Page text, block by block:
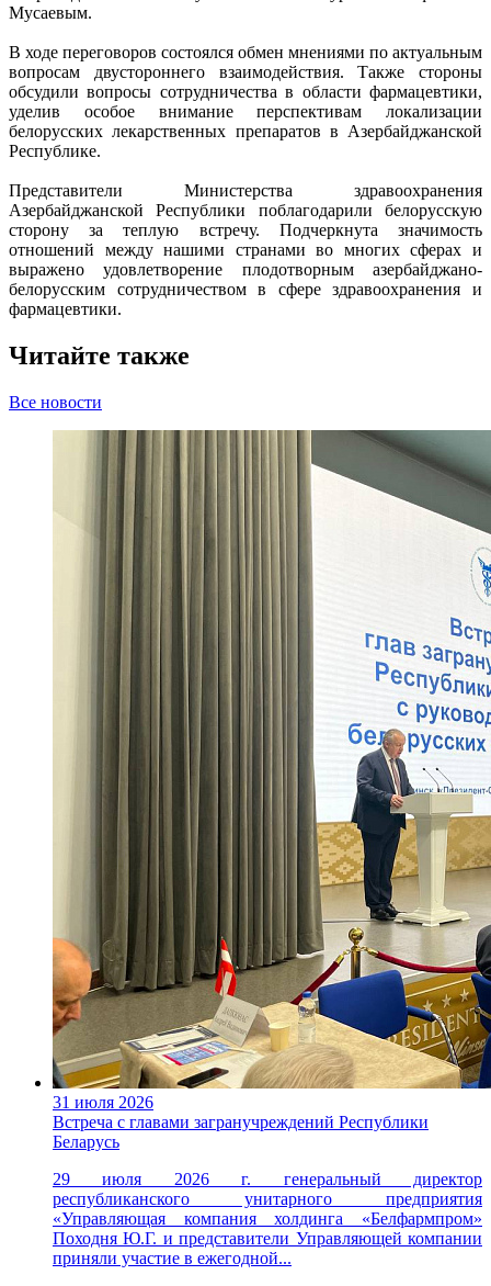
Мусаевым.
В ходе переговоров состоялся обмен мнениями по актуальным
вопросам двустороннего взаимодействия. Также стороны
обсудили вопросы сотрудничества в области фармацевтики,
уделив особое внимание перспективам локализации
белорусских лекарственных препаратов в Азербайджанской
Республике.
Представители Министерства здравоохранения
Азербайджанской Республики поблагодарили белорусскую
сторону за теплую встречу. Подчеркнута значимость
отношений между нашими странами во многих сферах и
выражено удовлетворение плодотворным азербайджано-
белорусским сотрудничеством в сфере здравоохранения и
фармацевтики.
Читайте также
Все новости
31 июля 2026
Встреча с главами загранучреждений Республики
Беларусь
29 июля 2026 г. генеральный директор
республиканского унитарного предприятия
«Управляющая компания холдинга «Белфармпром»
Походня Ю.Г. и представители Управляющей компании
приняли участие в ежегодной...